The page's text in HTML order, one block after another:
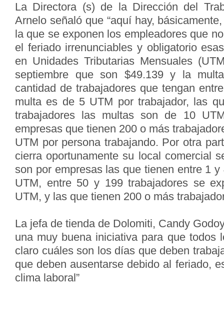
La Directora (s) de la Dirección del
Arnelo señaló que “aquí hay,
la que se exponen los empleadores que
el feriado irrenunciables y obligatorio
en Unidades Tributarias Mensuales
septiembre que son $49.139 y la
cantidad de trabajadores que tengan
multa es de 5 UTM por trabajador, las
trabajadores las multas son de 10
empresas que tienen 200 o más
UTM por persona trabajando. Por otra
cierra oportunamente su local comercial
son por empresas las que tienen entre 1
UTM, entre 50 y 199 trabajadores se
UTM, y las que tienen 200 o más
La jefa de tienda de Dolomiti, Candy
una muy buena iniciativa para que todos
claro cuáles son los días que deben
que deben ausentarse debido al feriado,
clima laboral”